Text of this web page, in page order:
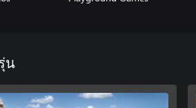
น